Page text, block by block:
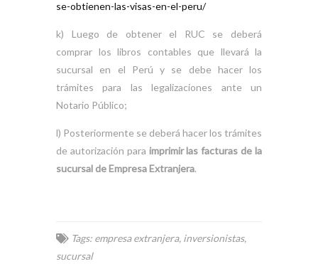
se-obtienen-las-visas-en-el-peru/
k) Luego de obtener el RUC se deberá
comprar los libros contables que llevará la
sucursal en el Perú y se debe hacer los
trámites para las legalizaciones ante un
Notario Público;
l) Posteriormente se deberá hacer los trámites
de autorización para imprimir las facturas de la
sucursal de Empresa Extranjera.
Tags: empresa extranjera, inversionistas,
sucursal